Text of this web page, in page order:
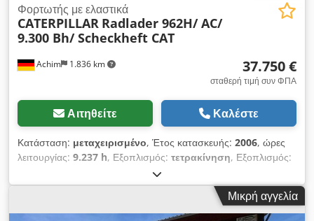
Achim 1.836 km
Φορτωτής με ελαστικά
CATERPILLAR Radlader 962H/ AC/
9.300 Bh/ Scheckheft CAT
37.750 €
σταθερή τιμή συν ΦΠΑ
Αιτηθείτε Καλέστε
Κατάσταση: μεταχειρισμένο, Έτος κατασκευής: 2006, ώρες
λειτουργίας: 9.237 h, Εξοπλισμός: τετρακίνηση, Εξοπλισμός:
* Έτος κατασκευής: 2006 * Ώρες λειτουργίας: 9.236 ωρ. *
Ισχύς: 157kW / 213 HP * Βάρος: 19,8 τόνους * Ελαστικά:
Michelin 23.5-25X Type A περίπου 60% * Κάμερα
οπισθοπορείας * Υδραυλικό τιμόνι * Κλιματισμός * Πείρος
Μικρή αγγελία